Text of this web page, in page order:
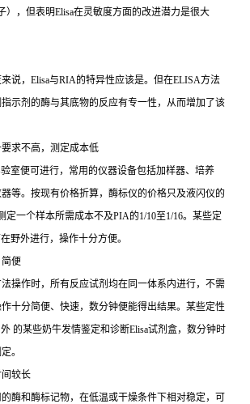
），但表明Elisa在灵敏度方面的改进潜力是很大
说， Elisa与RIA的特异性应该是。但在ELISA方法
示剂的酶与其底物的反应有专一性，从而增加了该
要求不高，测定成本低
室便可进行，常用的仪器设备包括加样器、培养
等。按现有价格折算，酶标仪的价格只及液闪仪的
定一个样本所需成本不及PIA的1/10至1/16。某些定
野外进行，操作十分方便。
简便
操作时，所有反应试剂均在同一体系内进行，不需
十分简便、快速，数分钟便能得出结果。某些定性
的某些奶牛发情鉴定和诊断Elisa试剂盒，数分钟时
。
间较长
酶和酶标记物，在低温或干燥条件下相对稳定，可